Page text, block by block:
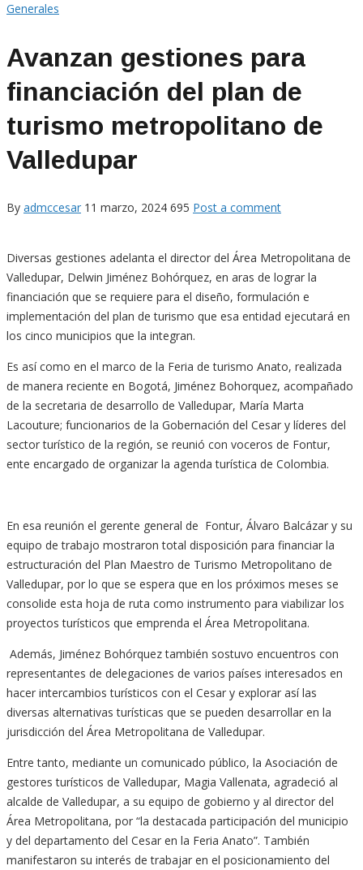
Generales
Avanzan gestiones para
financiación del plan de
turismo metropolitano de
Valledupar
By admccesar 11 marzo, 2024 695 Post a comment
Diversas gestiones adelanta el director del Área Metropolitana de
Valledupar, Delwin Jiménez Bohórquez, en aras de lograr la
financiación que se requiere para el diseño, formulación e
implementación del plan de turismo que esa entidad ejecutará en
los cinco municipios que la integran.
Es así como en el marco de la Feria de turismo Anato, realizada
de manera reciente en Bogotá, Jiménez Bohorquez, acompañado
de la secretaria de desarrollo de Valledupar, María Marta
Lacouture; funcionarios de la Gobernación del Cesar y líderes del
sector turístico de la región, se reunió con voceros de Fontur,
ente encargado de organizar la agenda turística de Colombia.
En esa reunión el gerente general de Fontur, Álvaro Balcázar y su
equipo de trabajo mostraron total disposición para financiar la
estructuración del Plan Maestro de Turismo Metropolitano de
Valledupar, por lo que se espera que en los próximos meses se
consolide esta hoja de ruta como instrumento para viabilizar los
proyectos turísticos que emprenda el Área Metropolitana.
Además, Jiménez Bohórquez también sostuvo encuentros con
representantes de delegaciones de varios países interesados en
hacer intercambios turísticos con el Cesar y explorar así las
diversas alternativas turísticas que se pueden desarrollar en la
jurisdicción del Área Metropolitana de Valledupar.
Entre tanto, mediante un comunicado público, la Asociación de
gestores turísticos de Valledupar, Magia Vallenata, agradeció al
alcalde de Valledupar, a su equipo de gobierno y al director del
Área Metropolitana, por “la destacada participación del municipio
y del departamento del Cesar en la Feria Anato”. También
manifestaron su interés de trabajar en el posicionamiento del